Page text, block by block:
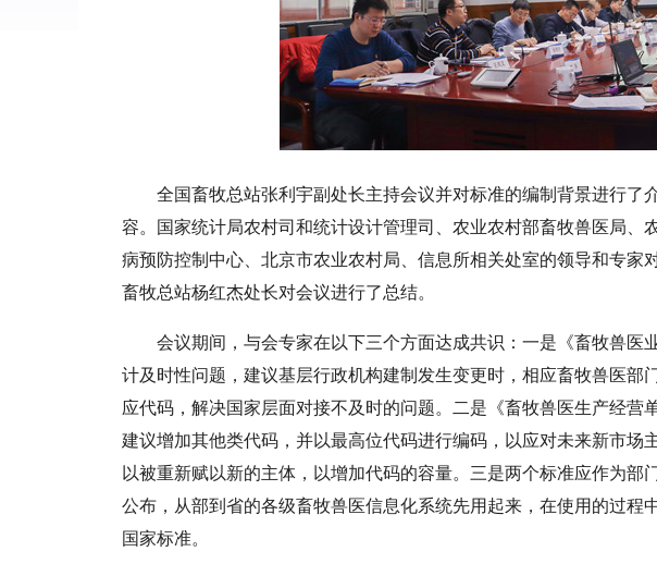
全国畜牧总站张利宇副处长主持会议并对标准的编制背景进行了
容。国家统计局农村司和统计设计管理司、农业农村部畜牧兽医局、
病预防控制中心、北京市农业农村局、信息所相关处室的领导和专家
畜牧总站杨红杰处长对会议进行了总结。
会议期间，与会专家在以下三个方面达成共识：一是《畜牧兽医
计及时性问题，建议基层行政机构建制发生变更时，相应畜牧兽医部
应代码，解决国家层面对接不及时的问题。二是《畜牧兽医生产经营
建议增加其他类代码，并以最高位代码进行编码，以应对未来新市场
以被重新赋以新的主体，以增加代码的容量。三是两个标准应作为
公布，从部到省的各级畜牧兽医信息化系统先用起来，在使用的过程
国家标准。